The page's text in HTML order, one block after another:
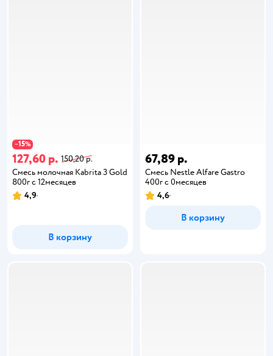
−15%
127,60 р. 150,20 р.
Смесь молочная Kabrita 3 Gold
800г с 12месяцев
4,9
В корзину
67,89 р.
Cмесь Nestle Alfare Gastro
400г c 0месяцев
4,6
В корзину